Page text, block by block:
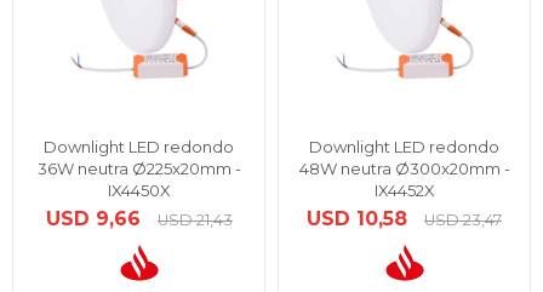
Downlight LED redondo
36W neutra Ø225x20mm -
IX4450X
USD 9,66 USD 21,43
Downlight LED redondo
48W neutra Ø300x20mm -
IX4452X
USD 10,58 USD 23,47